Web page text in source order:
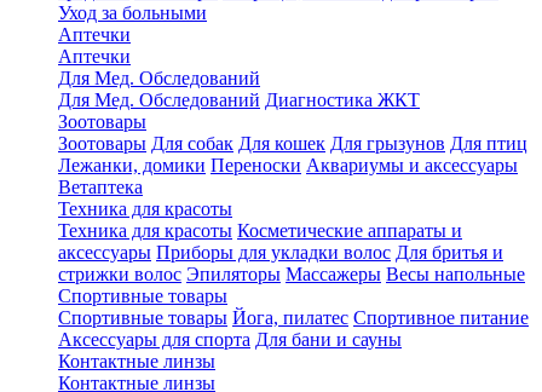
Уход за больными
Аптечки
Аптечки
Для Мед. Обследований
Для Мед. Обследований Диагностика ЖКТ
Зоотовары
Зоотовары Для собак Для кошек Для грызунов Для птиц
Лежанки, домики Переноски Аквариумы и аксессуары
Ветаптека
Техника для красоты
Техника для красоты Косметические аппараты и
аксессуары Приборы для укладки волос Для бритья и
стрижки волос Эпиляторы Массажеры Весы напольные
Спортивные товары
Спортивные товары Йога, пилатес Спортивное питание
Аксессуары для спорта Для бани и сауны
Контактные линзы
Контактные линзы